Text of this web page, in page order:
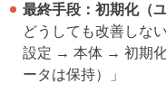
最終手段：初期化（
どうしても改善しな
設定 → 本体 → 初期
ータは保持）」